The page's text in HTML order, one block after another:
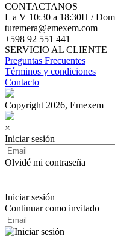
CONTACTANOS
L a V 10:30 a 18:30H /
turemera@emexem.com
+598 92 551 441
SERVICIO AL CLIENTE
Preguntas Frecuentes
Términos y condiciones
Contacto
Copyright 2026, Emexem
×
Iniciar sesión
Olvidé mi contraseña
Iniciar sesión
Continuar como invitado